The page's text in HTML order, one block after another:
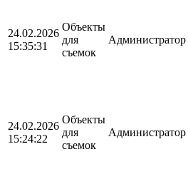
24.02.2026
15:35:31
Объекты
для
съемок
Администратор
24.02.2026
15:24:22
Объекты
для
съемок
Администратор